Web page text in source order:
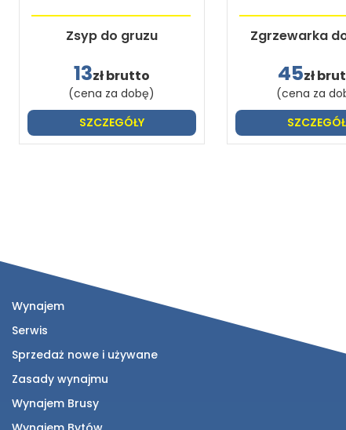
Zsyp do gruzu
13zł brutto
(cena za dobę)
SZCZEGÓŁY
Zgrzewarka
45zł
(cena za
Wynajem
Serwis
Sprzedaż nowe i używane
Zasady wynajmu
Wynajem Brusy